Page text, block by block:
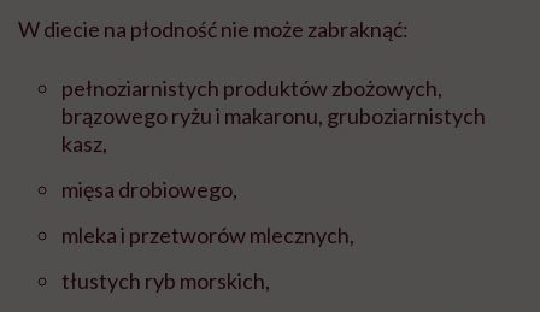
W diecie na płodność nie może zabraknąć:
pełnoziarnistych produktów zbożowych,
brązowego ryżu i makaronu, gruboziarnistych
kasz,
mięsa drobiowego,
mleka i przetworów mlecznych,
tłustych ryb morskich,